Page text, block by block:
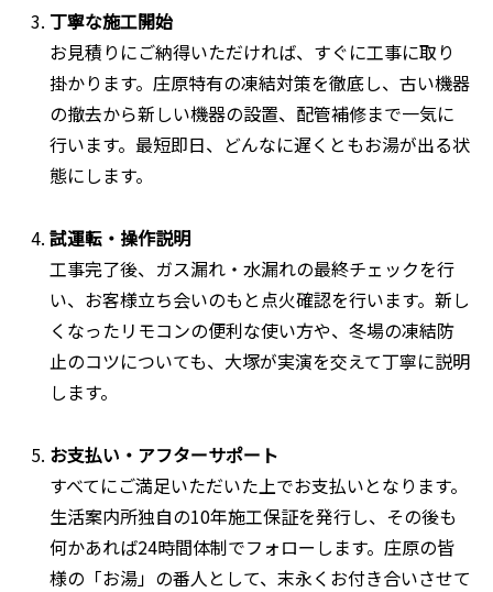
丁寧な施工開始
お見積りにご納得いただければ、すぐに工事に取り
掛かります。庄原特有の凍結対策を徹底し、古い機器
の撤去から新しい機器の設置、配管補修まで一気に
行います。最短即日、どんなに遅くともお湯が出る状
態にします。
試運転・操作説明
工事完了後、ガス漏れ・水漏れの最終チェックを行
い、お客様立ち会いのもと点火確認を行います。新し
くなったリモコンの便利な使い方や、冬場の凍結防
止のコツについても、大塚が実演を交えて丁寧に説明
します。
お支払い・アフターサポート
すべてにご満足いただいた上でお支払いとなります。
生活案内所独自の10年施工保証を発行し、その後も
何かあれば24時間体制でフォローします。庄原の皆
様の「お湯」の番人として、末永くお付き合いさせて